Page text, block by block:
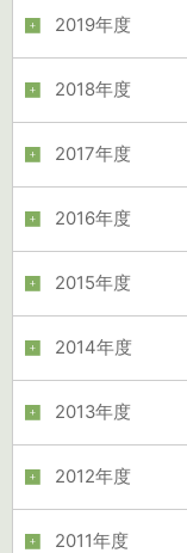
2019年度
2018年度
2017年度
2016年度
2015年度
2014年度
2013年度
2012年度
2011年度